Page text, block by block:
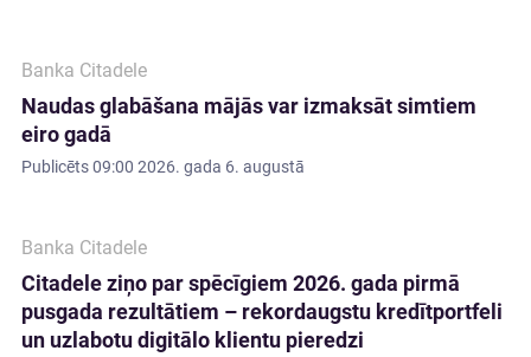
Banka Citadele
Naudas glabāšana mājās var izmaksāt simtiem
eiro gadā
Publicēts09:00 2026. gada 6. augustā
Banka Citadele
Citadele ziņo par spēcīgiem 2026. gada pirmā
pusgada rezultātiem – rekordaugstu kredītportfeli
un uzlabotu digitālo klientu pieredzi